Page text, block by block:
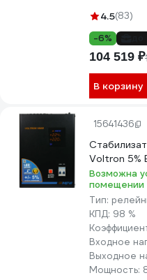
4.5(83)
-6%
104 519 ₽
В корзину
15641436
Voltron 5%
Возможна
помещении
Тип:
КПД: 98 %
Входное
Выходное
Мощность: